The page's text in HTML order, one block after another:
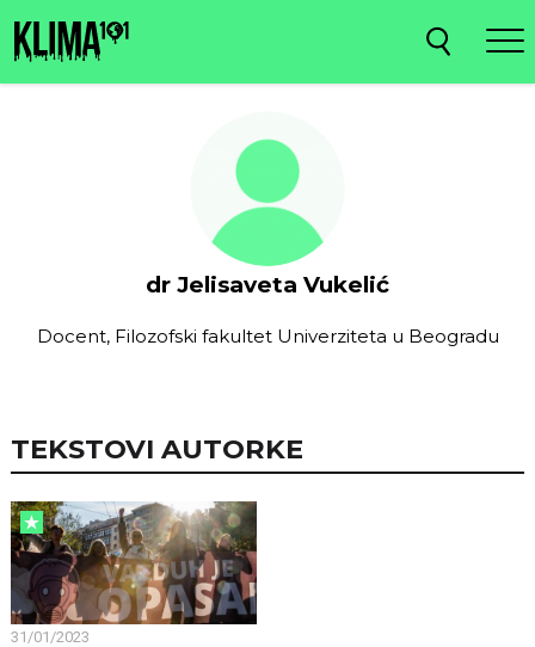
dr Jelisaveta Vukelić
Docent, Filozofski fakultet Univerziteta u Beogradu
TEKSTOVI AUTORKE
31/01/2023